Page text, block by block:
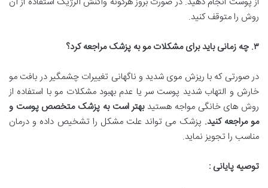
روش را متوقف کنید.
۳.چه زمانی باید برای مشکلات مو به پزشک مراجعه کرد؟
در صورتی که با ریزش موی شدید و ناگهانی تغییرات چشمگیر در بافت مو
خارش و التهاب شدید پوست سر یا عدم بهبود مشکلات مو با استفاده از
روش های خانگی مواجه هستیدبهتر است به پزشک متخصص پوست و
مو مراجعه کنید. پزشک می تواند علت مشکل را تشخیص داده و درمان
مناسب را تجویز نماید.
توصیه پایانی :